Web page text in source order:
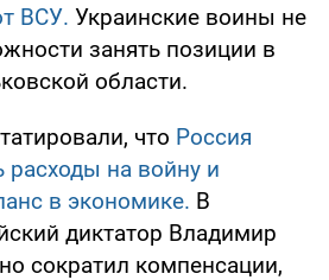
ВСУ. Украинские воины не
занять позиции в
области.
что Россия
расходы на войну и
в экономике. В
диктатор Владимир
сократил компенсации,